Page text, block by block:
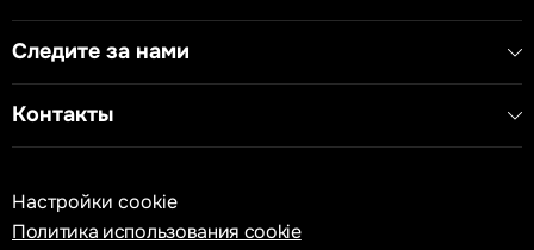
Следите за нами
Контакты
Настройки cookie
Политика использования cookie